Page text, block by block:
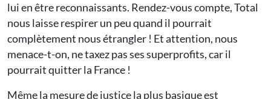
lui en être reconnaissants. Rendez-vous compte, Total
nous laisse respirer un peu quand il pourrait
complètement nous étrangler ! Et attention, nous
menace-t-on, ne taxez pas ses superprofits, car il
pourrait quitter la France !
Même la mesure de justice la plus basique est